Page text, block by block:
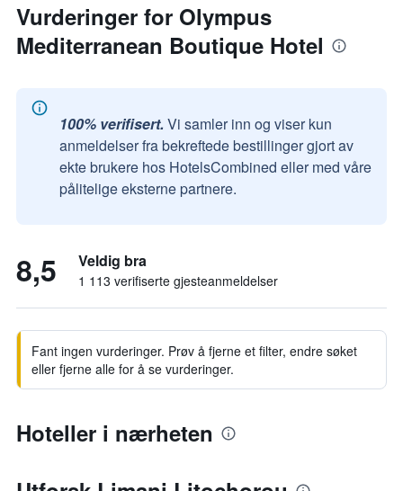
Vurderinger for Olympus
Mediterranean Boutique Hotel
100% verifisert. Vi samler inn og viser kun
anmeldelser fra bekreftede bestillinger gjort av
ekte brukere hos HotelsCombined eller med våre
pålitelige eksterne partnere.
8,5 Veldig bra
1 113 verifiserte gjesteanmeldelser
Fant ingen vurderinger. Prøv å fjerne et filter, endre søket
eller fjerne alle for å se vurderinger.
Hoteller i nærheten